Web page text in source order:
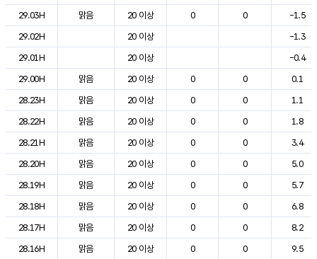
29.03H
맑음 20 이상 0 0
-1.5
29.02H
20 이상
-1.3
29.01H
20 이상
-0.4
29.00H
맑음 20 이상 0 0
0.1
28.23H
맑음 20 이상 0 0
1.1
28.22H
맑음 20 이상 0 0
1.8
28.21H
맑음 20 이상 0 0
3.4
28.20H
맑음 20 이상 0 0
5.0
28.19H
맑음 20 이상 0 0
5.7
28.18H
맑음 20 이상 0 0
6.8
28.17H
맑음 20 이상 0 0
8.2
28.16H
맑음 20 이상 0 0
9.5